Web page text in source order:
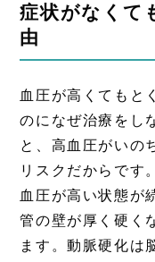
症状がなくて
由
血圧が高くてもと
のになぜ治療をし
と、高血圧がいの
リスクだからです。
血圧が高い状態が
管の壁が厚く硬く
ます。動脈硬化は